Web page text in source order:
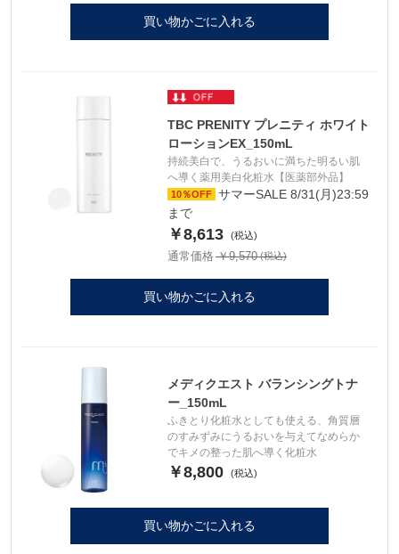
買い物かごに入れる
TBC PRENITY プレニティ ホワイト
ローションEX_150mL
持続美白で、うるおいに満ちた明るい肌
へ導く薬用美白化粧水【医薬部外品】
10％OFF サマーSALE 8/31(月)23:59
まで
￥8,613
通常価格 ￥9,570
買い物かごに入れる
メディクエスト バランシングトナ
ー_150mL
ふきとり化粧水としても使える、角質層
のすみずみにうるおいを与えてなめらか
でキメの整った肌へ導く化粧水
￥8,800
買い物かごに入れる